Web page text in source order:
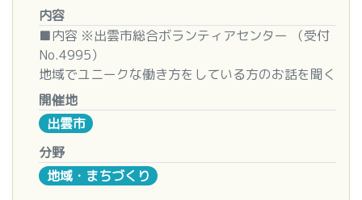
・協議会で作業時の傷害保険に加入します。（※集
合前と解散後は対象外。）
・作業の様子を写真を撮影し、後日協議会HPや
SNS、事業チラシ等に掲載します。ご了承くださ
い。
■留意事項
詳細については、HPでご確認ください
■定員
各日３～４名程度。定員になり次第締切
■その他
詳しくはお問い合わせください。
■お問い合わせ先
出雲市総合ボランティアセンター
内容
■内容 ※出雲市総合ボランティアセンター （受付
No.4995）
地域でユニークな働き方をしている方のお話を聞く
イベントのお手伝いです。
今月はInstagramで出雲の魅力の発信をされている
「出雲ガイド」さんです。出雲の「スペース大
北」、そのほか四谷でも飲食店を運営されていま
す。
開催地
出雲市
分野
地域・まちづくり